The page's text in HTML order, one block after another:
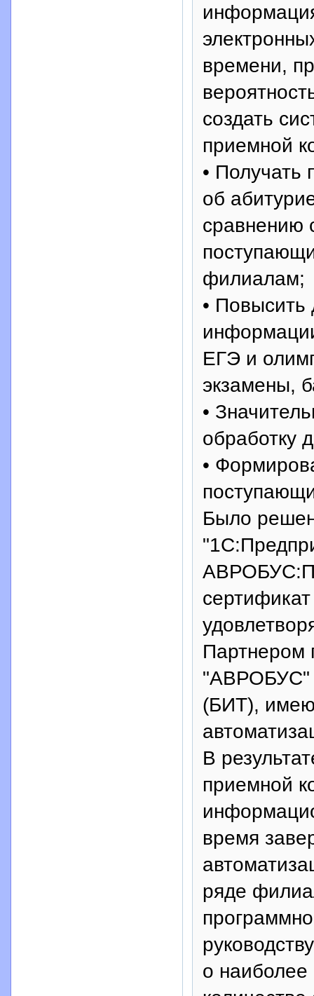
времени,
создать
приемной
•
об
сравнению
филиалам;
• Повысить
ЕГЭ и
экзамены,
•
обработку
•
Было
Партнером
"АВРОБУС"
(БИТ),
В
приемной
время
ряде
о наиболее